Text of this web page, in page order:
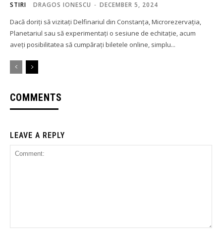
STIRI DRAGOS IONESCU - DECEMBER 5, 2024
Dacă doriți să vizitați Delfinariul din Constanța, Microrezervația,
Planetariul sau să experimentați o sesiune de echitație, acum
aveți posibilitatea să cumpărați biletele online, simplu...
COMMENTS
LEAVE A REPLY